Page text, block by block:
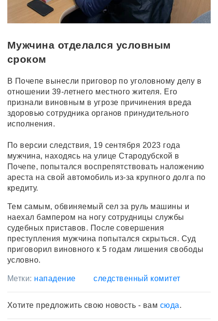
Мужчина отделался условным
сроком
В Почепе вынесли приговор по уголовному делу в
отношении 39-летнего местного жителя. Его
признали виновным в угрозе причинения вреда
здоровью сотрудника органов принудительного
исполнения.
По версии следствия, 19 сентября 2023 года
мужчина, находясь на улице Стародубской в
Почепе, попытался воспрепятствовать наложению
ареста на свой автомобиль из-за крупного долга по
кредиту.
Тем самым, обвиняемый сел за руль машины и
наехал бампером на ногу сотрудницы службы
судебных приставов. После совершения
преступления мужчина попытался скрыться. Суд
приговорил виновного к 5 годам лишения свободы
условно.
Метки: нападение следственный комитет
Хотите предложить свою новость - вам сюда.